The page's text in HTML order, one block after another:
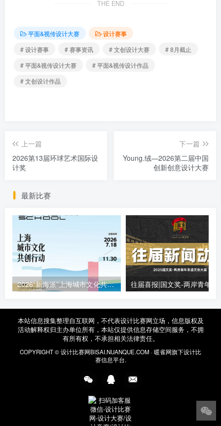
THE END
平面&视传设计大赛
设计赛事
# 设计赛事
# 赛事资讯 # 文创设计大赛
# 8月截止
# 平面&视传设计大赛
# 平面&视传设计作品
# 文创设计作品
上一篇
2026第13届环球艺术国际设
计奖
下一篇
Young.绒—2026第二届中国
创新创意设计大赛
最新比赛
2026“新海派”上海城市文化共创行动征集函
本站信息搜集整理自互联网，不代表设计比赛网立场，信息版权及
活动解释权归主办单位所有，本站仅提供信息存储空间服务，不拥
有所有权，不承担相关法律责任。
COPYRIGHT ©设计比赛网BISAI.NUANQUE.COM ·暖雀网旗下设计比
赛信息平台.